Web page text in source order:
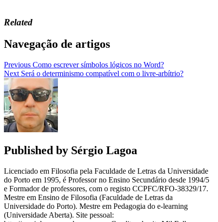
Related
Navegação de artigos
Previous Como escrever símbolos lógicos no Word?
Next Será o determinismo compatível com o livre-arbítrio?
Published by Sérgio Lagoa
Licenciado em Filosofia pela Faculdade de Letras da Universidade
do Porto em 1995, é Professor no Ensino Secundário desde 1994/5
e Formador de professores, com o registo CCPFC/RFO-38329/17.
Mestre em Ensino de Filosofia (Faculdade de Letras da
Universidade do Porto). Mestre em Pedagogia do e-learning
(Universidade Aberta). Site pessoal: